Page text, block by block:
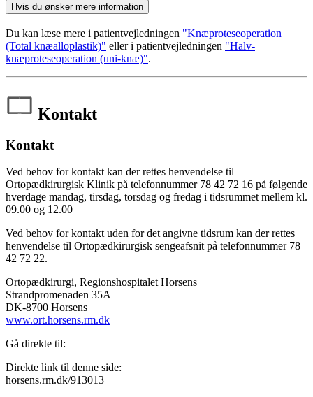
Hvis du ønsker mere information
Du kan læse mere i patientvejledningen "Knæproteseoperation
(Total knæalloplastik)" eller i patientvejledningen "Halv-
knæproteseoperation (uni-knæ)".
Kontakt
Kontakt
Ved behov for kontakt kan der rettes henvendelse til
Ortopædkirurgisk Klinik på telefonnummer 78 42 72 16 på følgende
hverdage mandag, tirsdag, torsdag og fredag i tidsrummet mellem kl.
09.00 og 12.00
Ved behov for kontakt uden for det angivne tidsrum kan der rettes
henvendelse til Ortopædkirurgisk sengeafsnit på telefonnummer 78
42 72 22.
Ortopædkirurgi, Regionshospitalet Horsens
Strandpromenaden 35A
DK-8700 Horsens
www.ort.horsens.rm.dk
Gå direkte til:
Direkte link til denne side:
horsens.rm.dk/913013